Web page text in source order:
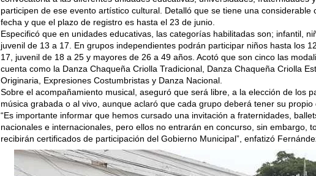
participen de ese evento artístico cultural. Detalló que se tiene una considerable
fecha y que el plazo de registro es hasta el 23 de junio.
Especificó que en unidades educativas, las categorías habilitadas son; infantil,
juvenil de 13 a 17. En grupos independientes podrán participar niños hasta los
17, juvenil de 18 a 25 y mayores de 26 a 49 años. Acotó que son cinco las
cuenta como la Danza Chaqueña Criolla Tradicional, Danza Chaqueña Criolla
Originaria, Expresiones Costumbristas y Danza Nacional.
Sobre el acompañamiento musical, aseguró que será libre, a la elección de los
música grabada o al vivo, aunque aclaró que cada grupo deberá tener su propio
“Es importante informar que hemos cursado una invitación a fraternidades,
nacionales e internacionales, pero ellos no entrarán en concurso, sin embargo,
recibirán certificados de participación del Gobierno Municipal”, enfatizó